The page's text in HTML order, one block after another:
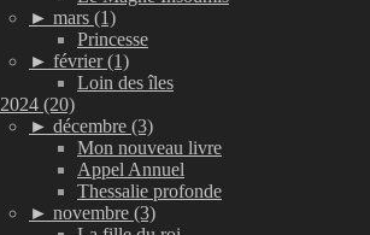
► mars (1)
Princesse
► février (1)
Loin des îles
2024 (20)
► décembre (3)
Mon nouveau livre
Appel Annuel
Thessalie profonde
► novembre (3)